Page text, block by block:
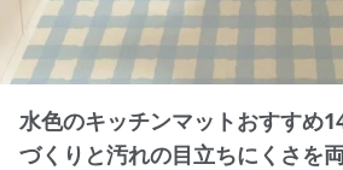
水色のキッチンマットおすすめ
づくりと汚れの目立ちにくさを